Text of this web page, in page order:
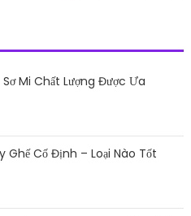
Sơ Mi Chất Lượng Được Ưa
Ghế Cố Định – Loại Nào Tốt